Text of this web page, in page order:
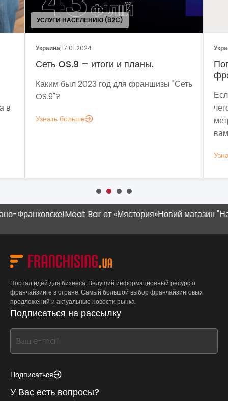
в
УСЛУГИ НАСЕЛЕНИЮ (B2C)
Украина|17.01.2024
Сеть OS.9 – итоги и планы.
Каким был 2023 год для франшизы "Сеть
OS.9"?
Узнать больше
Meat Bar от «Мястория»Новий магазин "Наш
Портал идей для бизнеса. Ведущий информационный ресурс о
франчайзинге в стране. Самый большой выбор франчайзинговых
предложений и актуальные новости рынка.
Подписаться на рассылку
If
you
this,
this
Подписаться
У Вас есть вопросы?